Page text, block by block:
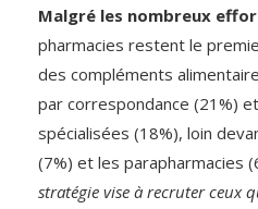
Malgré les nombreux
pharmacies restent le
des compléments
par correspondance (21%)
spécialisées (18%), loin
(7%) et les parapharmacies
stratégie vise à recruter ceux